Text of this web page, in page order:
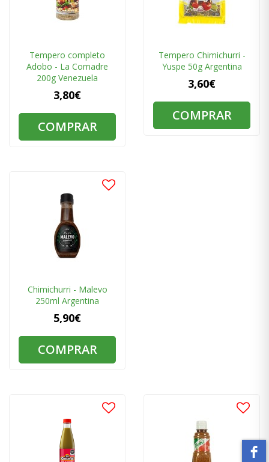
Tempero completo
Adobo - La Comadre
200g Venezuela
3,80€
COMPRAR
Tempero Chimichurri -
Yuspe 50g Argentina
3,60€
COMPRAR
Chimichurri - Malevo
250ml Argentina
5,90€
COMPRAR